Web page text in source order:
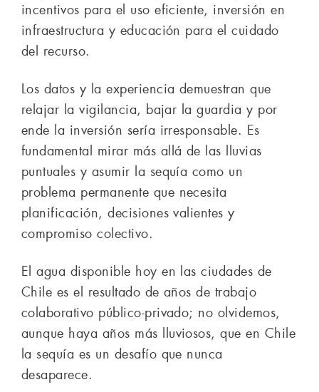
incentivos para el uso eficiente, inversión en
infraestructura y educación para el cuidado
del recurso.
Los datos y la experiencia demuestran que
relajar la vigilancia, bajar la guardia y por
ende la inversión sería irresponsable. Es
fundamental mirar más allá de las lluvias
puntuales y asumir la sequía como un
problema permanente que necesita
planificación, decisiones valientes y
compromiso colectivo.
El agua disponible hoy en las ciudades de
Chile es el resultado de años de trabajo
colaborativo público-privado; no olvidemos,
aunque haya años más lluviosos, que en Chile
la sequía es un desafío que nunca
desaparece.